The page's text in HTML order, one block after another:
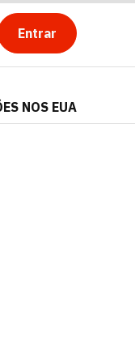
Entrar
NOS EUA